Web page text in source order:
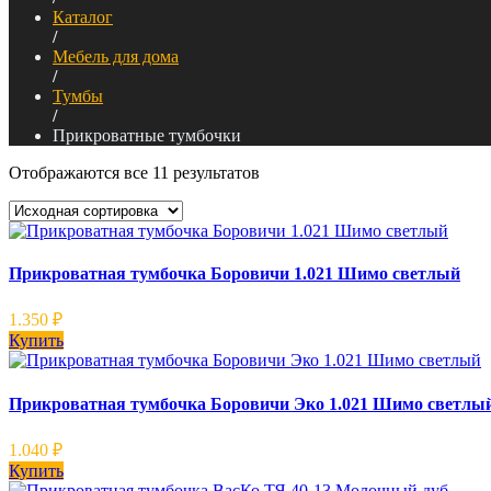
Каталог
/
Мебель для дома
/
Тумбы
/
Прикроватные тумбочки
Отображаются все 11 результатов
Прикроватная тумбочка Боровичи 1.021 Шимо светлый
1.350 ₽
Купить
Прикроватная тумбочка Боровичи Эко 1.021 Шимо
1.040 ₽
Купить